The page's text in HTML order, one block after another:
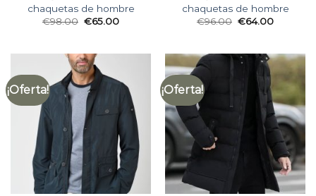
chaquetas de hombre
€98.00 €65.00
chaquetas de hombre
€96.00 €64.00
¡Oferta! ¡Oferta!